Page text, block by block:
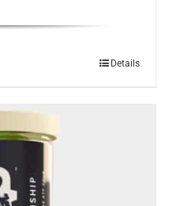
Details